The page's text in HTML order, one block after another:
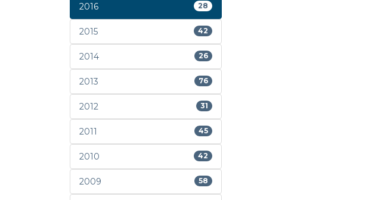
2016 28
2015 42
2014 26
2013 76
2012 31
2011 45
2010 42
2009 58